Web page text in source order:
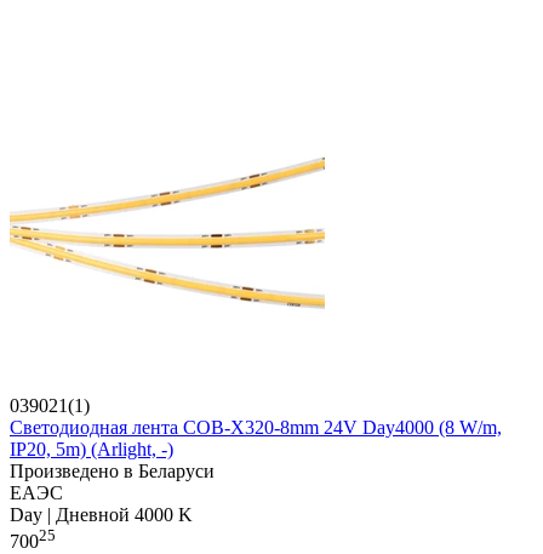
039021(1)
Светодиодная лента COB-X320-8mm 24V Day4000 (8 W/m,
IP20, 5m) (Arlight, -)
Произведено в Беларуси
ЕАЭС
Day | Дневной 4000 K
70025